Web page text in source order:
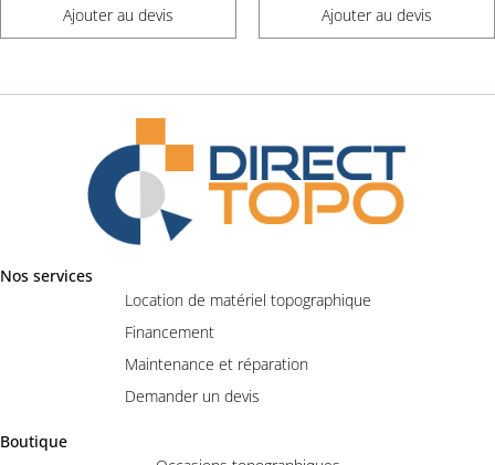
Ajouter au devis Ajouter au devis
Nos services
Location de matériel topographique
Financement
Maintenance et réparation
Demander un devis
Boutique